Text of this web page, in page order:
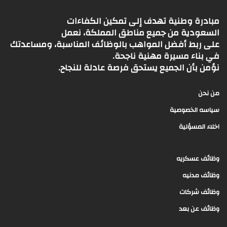
مبادرة وطنية تهدف إلى تمكين الكفاءات
السعودية من جميع مناطق المملكة، نعمل
على ربط أفضل المواهب بالوظائف المناسبة، ومساعدتك
في بناء مسيرة مهنية ناجحة.
نؤمن بأن الجميع يستحق فرصة عادلة للنجاح.
من نحن
سياسه الخصوصية
اخلاء المسؤلية
وظائف عسكريه
وظائف مدنيه
وظائف شركات
وظائف عن بعد